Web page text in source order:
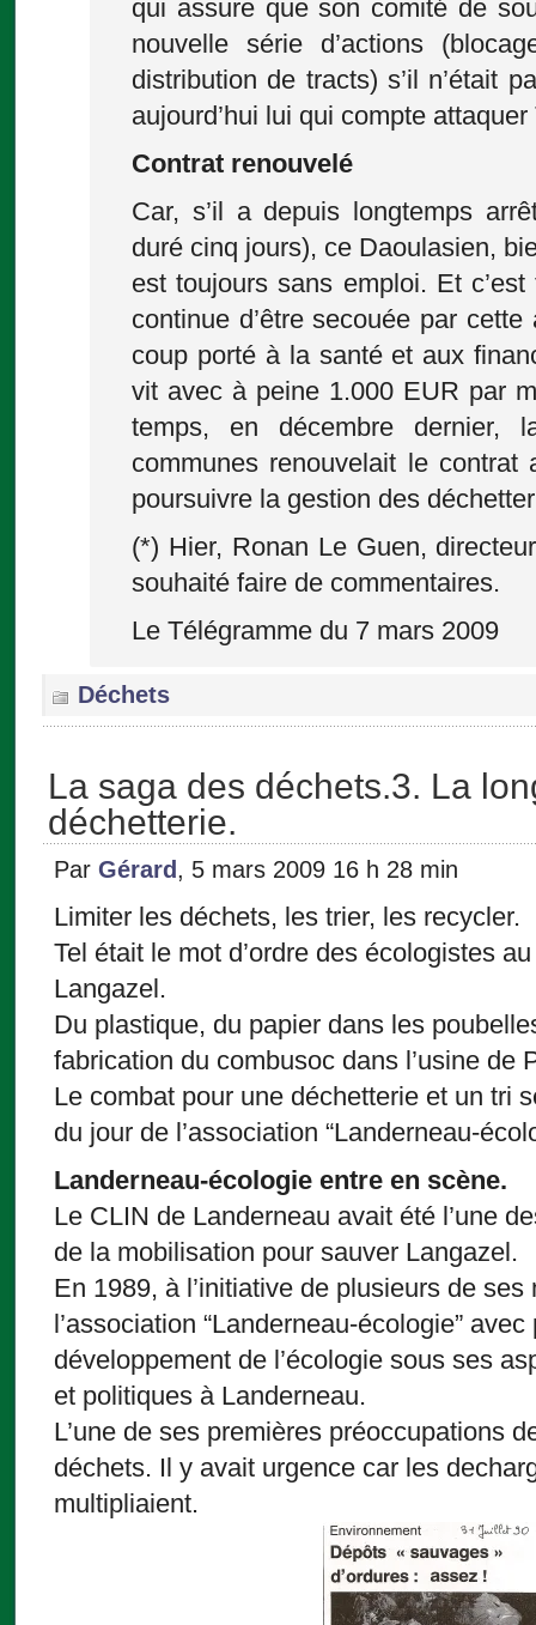
qui assure que son comité de
nouvelle série d’actions
distribution de tracts) s’il n’était
aujourd’hui lui qui compte
Contrat renouvelé
Car, s’il a depuis longtemps
duré cinq jours), ce Daoulasien,
est toujours sans emploi. Et
continue d’être secouée par
coup porté à la santé et aux
vit avec à peine 1.000 EUR par
temps, en décembre dernier,
communes renouvelait le contrat
poursuivre la gestion des
(*) Hier, Ronan Le Guen,
souhaité faire de commentaires.
Le Télégramme du 7 mars 2009
Déchets
La saga des déchets.3. La
déchetterie.
Par Gérard , 5 mars 2009 16 h 28 min
Limiter les déchets, les trier, les recycler.
Tel était le mot d’ordre des écologistes
Langazel.
Du plastique, du papier dans les
fabrication du combusoc dans l’usine de
Le combat pour une déchetterie et un tri
du jour de l’association “Landerneau-
Landerneau-écologie entre en scène.
Le CLIN de Landerneau avait été l’une
de la mobilisation pour sauver Langazel.
En 1989, à l’initiative de plusieurs de
l’association “Landerneau-écologie”
développement de l’écologie sous ses
et politiques à Landerneau.
L’une de ses premières préoccupations
déchets. Il y avait urgence car les
multipliaient.